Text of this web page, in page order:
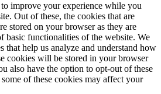
improve your experience while you
Out of these, the cookies that are
stored on your browser as they are
basic functionalities of the website. We
that help us analyze and understand how
cookies will be stored in your browser
also have the option to opt-out of these
of these cookies may affect your